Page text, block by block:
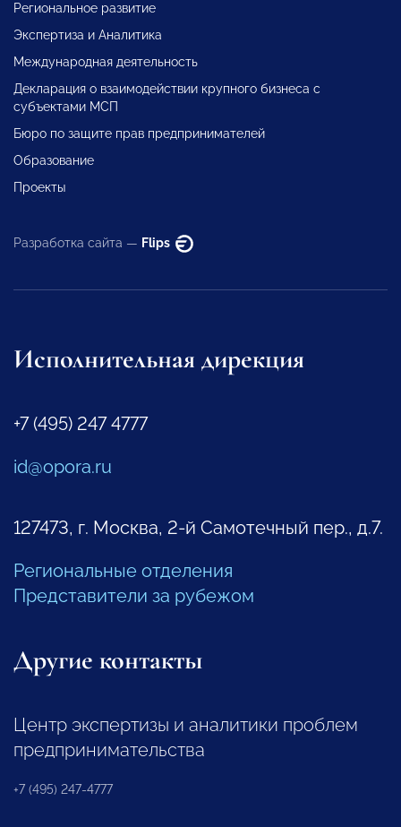
Региональное развитие
Экспертиза и Аналитика
Международная деятельность
Декларация о взаимодействии крупного бизнеса с
субъектами МСП
Бюро по защите прав предпринимателей
Образование
Проекты
Разработка сайта — Flips
Исполнительная дирекция
+7 (495) 247 4777
id@opora.ru
127473, г. Москва, 2-й Самотечный пер., д.7.
Региональные отделения
Представители за рубежом
Другие контакты
Центр экспертизы и аналитики проблем
предпринимательства
+7 (495) 247-4777